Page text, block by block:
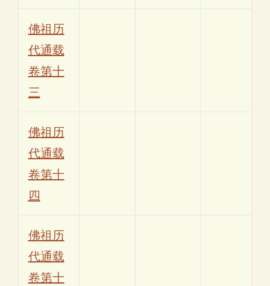
佛祖历
代通载
卷第十
三
佛祖历
代通载
卷第十
四
佛祖历
代通载
卷第十